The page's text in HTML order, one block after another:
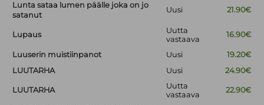
Lunta sataa lumen päälle joka on jo
satanut
Uusi 21.90€
Lupaus
Uutta
vastaava
16.90€
Luuserin muistiinpanot Uusi
19.20€
LUUTARHA
Uusi 24.90€
LUUTARHA
Uutta
vastaava
22.90€